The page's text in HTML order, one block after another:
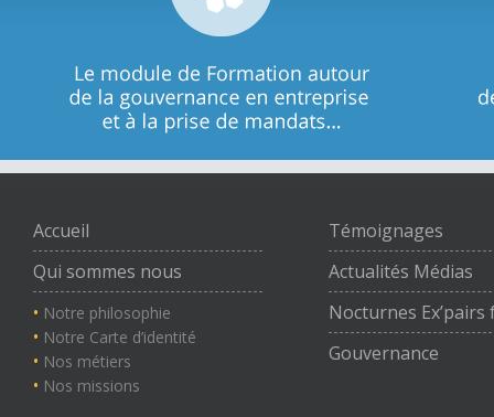
Accueil
Qui sommes nous
• Notre philosophie
• Notre Carte d’identité
• Nos métiers
• Nos missions
Témoignages
Actualités Médias
Nocturnes
Gouvernance